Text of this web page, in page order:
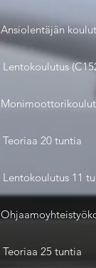
20 tuntia
11
25 tuntia